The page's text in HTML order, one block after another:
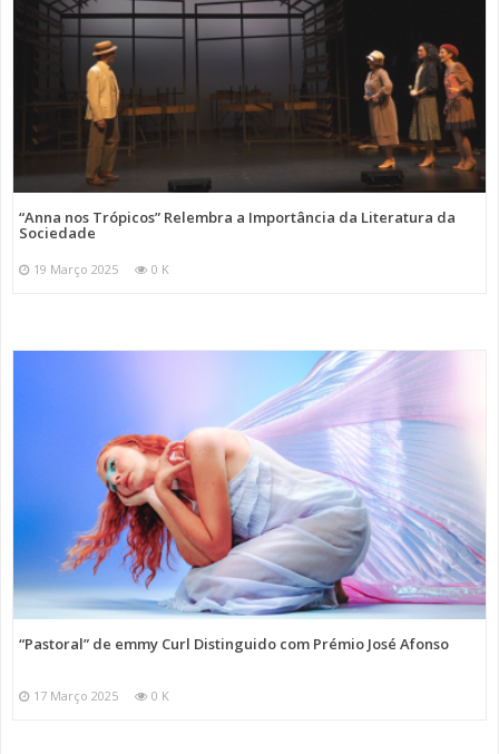
“Anna nos Trópicos” Relembra a Importância da Literatura da
Sociedade
19 Março 2025 0 K
“Pastoral” de emmy Curl Distinguido com Prémio José Afonso
17 Março 2025 0 K